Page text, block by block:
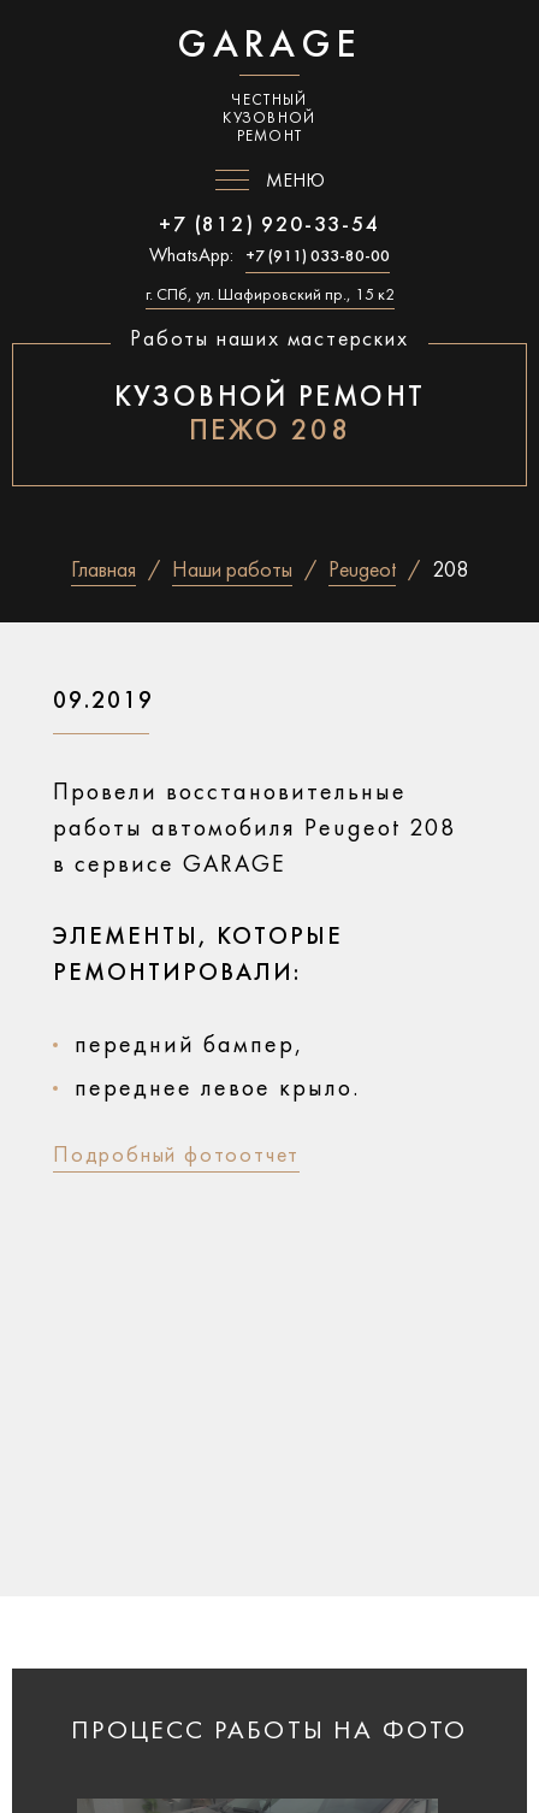
GARAGE
ЧЕСТНЫЙ
КУЗОВНОЙ
РЕМОНТ
МЕНЮ
+7 (812) 920-33-54
WhatsApp: +7 (911) 033-80-00
г. СПб, ул. Шафировский пр., 15 к2
Работы наших мастерских
КУЗОВНОЙ РЕМОНТ
ПЕЖО 208
Главная Наши работы Peugeot 208
09.2019
Провели восстановительные
работы автомобиля Peugeot 208
в сервисе GARAGE
ЭЛЕМЕНТЫ, КОТОРЫЕ
РЕМОНТИРОВАЛИ:
передний бампер,
переднее левое крыло.
Подробный фотоотчет
ПРОЦЕСС РАБОТЫ НА ФОТО